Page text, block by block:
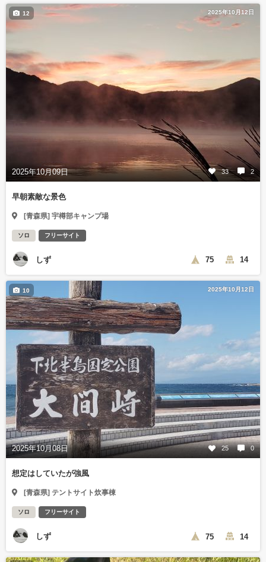
2025年10月12日
2025年10月09日 33 2
12
早朝素敵な景色
[青森県] 宇樽部キャンプ場
ソロ フリーサイト
しず 75 14
2025年10月12日
2025年10月08日 25 0
10
想定はしていたが強風
[青森県] テントサイト炊事棟
ソロ フリーサイト
しず 75 14